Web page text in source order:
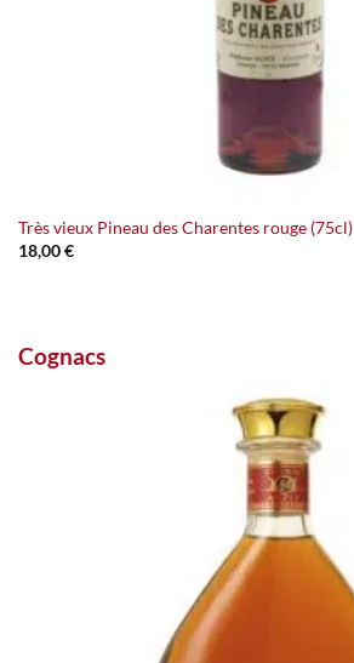
Très vieux Pineau des Charentes rouge (75cl)
18,00€
Cognacs